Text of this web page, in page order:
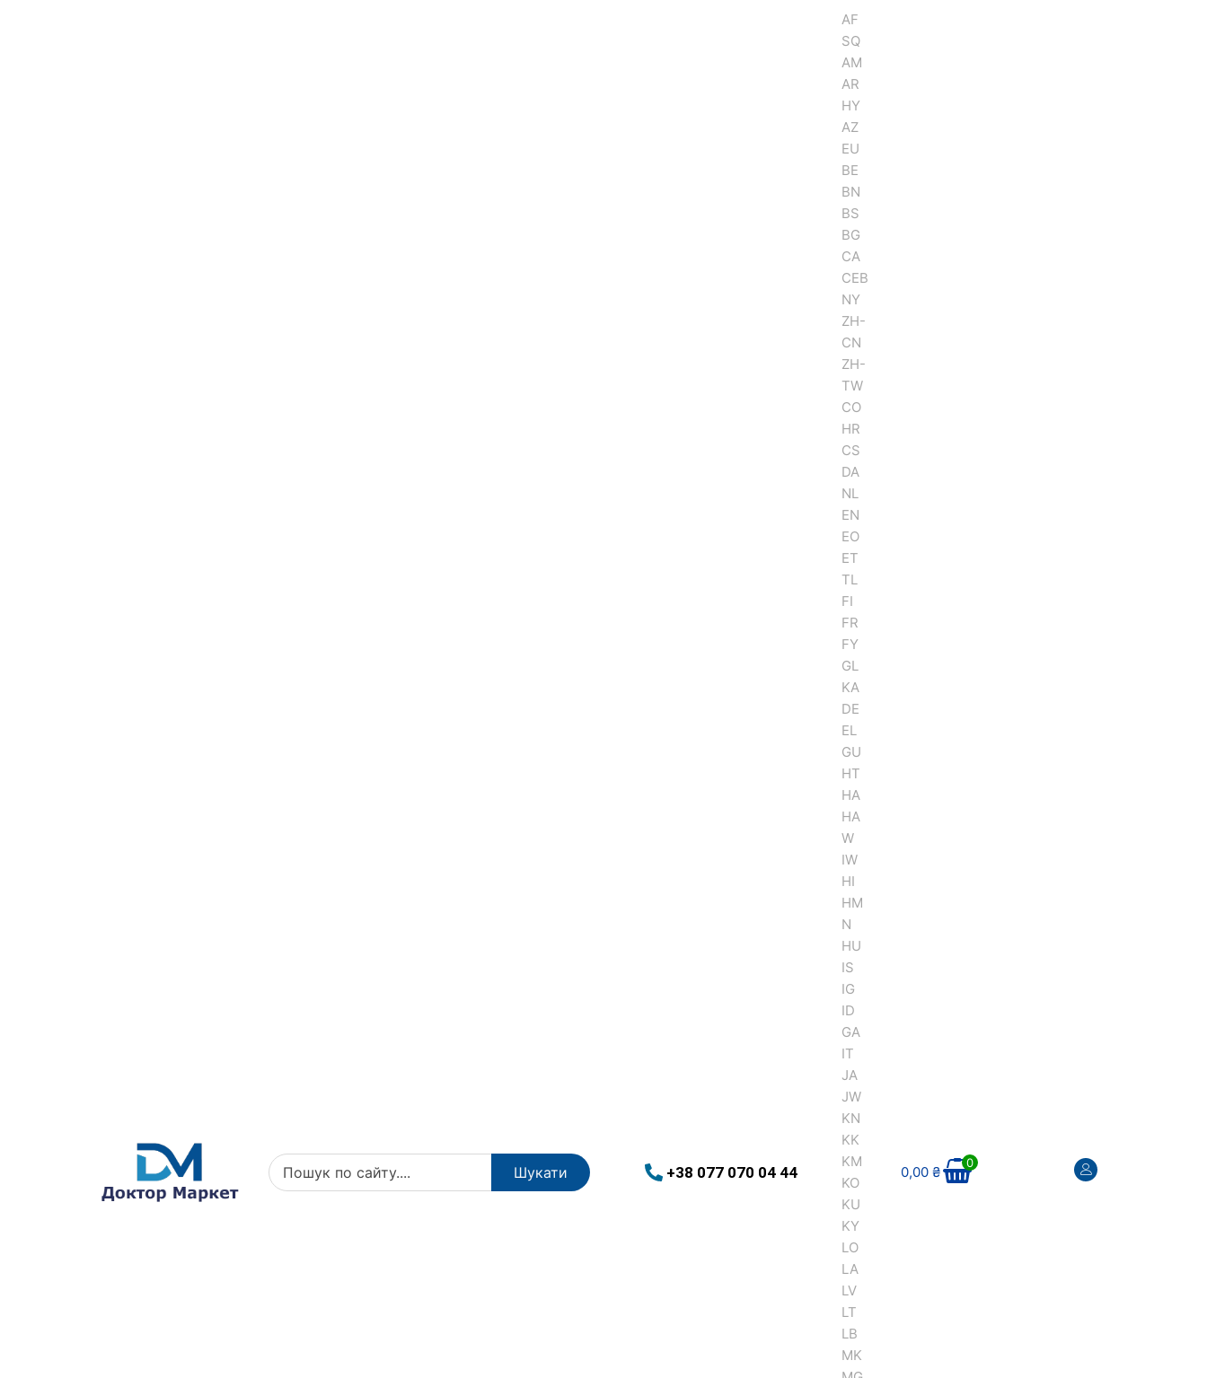
Шукати +38 077 070 04 44
AF
SQ
AM
AR
HY
AZ
EU
BE
BN
BS
BG
CA
CEB
NY
ZH-
CN
ZH-
TW
CO
HR
CS
DA
NL
EN
EO
ET
TL
FI
FR
FY
GL
KA
DE
EL
GU
HT
HA
HA
W
IW
HI
HM
N
HU
IS
IG
ID
GA
IT
JA
JW
KN
KK
KM
KO
KU
KY
LO
LA
LV
LT
LB
MK
0,00₴
0